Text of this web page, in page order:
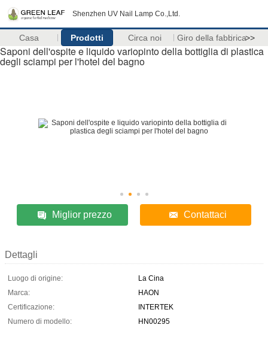
Shenzhen UV Nail Lamp Co.,Ltd.
Casa Prodotti Circa noi Giro della fabbrica>>
Saponi dell'ospite e liquido variopinto della bottiglia di plastica
degli sciampi per l'hotel del bagno
Miglior prezzo Contattaci
Dettagli
Luogo di origine:
La Cina
Marca:
HAON
Certificazione:
INTERTEK
Numero di modello:
HN00295